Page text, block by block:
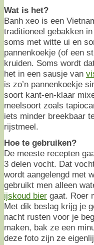
Wat is het?
Banh xeo is een
traditioneel gebakken in
soms met witte ui en
pannenkoekje (of een
kruiden. Soms wordt
het in een sausje van
is zo’n pannenkoekje
soort kant-en-klaar
meelsoort zoals
iets minder breekbaar
rijstmeel.
Hoe te gebruiken?
De meeste recepten
3 delen vocht. Dat
wordt aangelengd met
gebruikt men alleen
ijskoud bier gaat. Roer
Met dik beslag krijg je
nacht rusten voor je
maken, bak ze een
deze foto zijn ze